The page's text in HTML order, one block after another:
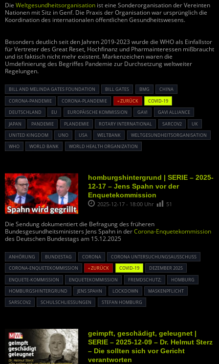
Die Weltgesundheitsorganisation ist eine Sonderorganisation der Vereinten
Nationen mit Sitz in Genf. Die Praxis der Organisation war ursprünglich die
Koordination des internationalen öffentlichen Gesundheitswesens.
Besonders deutlich seit den Jahren 2019-2023 wurde die WHO als Einfallstor
für Vertreter des Great Reset, Hochfinanz und Pharmainteressen mißbraucht
und ist faktisch nicht mehr existent. Markenzeichen waren die
Umdefinierung des Begriffes Pandemie zur Durchsetzung weltweiter
Regelungen.
BILL AND MELINDA GATES FOUNDATION BILL GATES BMG
CHINA
CORONA-PANDEMIE
CORONA-PLANDEMIE « ZURÜCK
COVID-19
DEUTSCHLAND
EU EUROPÄISCHE KOMMISSION GAVI
GAVI ALLIANCE
JAPAN
PANDEMIE PLANDEMIE ROTARY INTERNATIONAL SARCOV2
UK
UNITED KINGDOM
UNO USA WELTBANK
WELTGESUNDHEITSORGANISATION
WHO
WORLD BANK WORLD HEALTH ORGANIZATION
homburgshintergrund | SERIE – 2025-
12-17 – Jens Spahn vor der
Enquetekommission
2025-12-17 - 18:00 Uhr 51
Die Sendung dokumentiert die Befragung des früheren
Bundesgesundheitsministers Jens Spahn in derCorona-Enquetekommission
des Deutschen Bundestags am 15.12.2025
ANHÖRUNG BUNDESTAG CORONA
CORONA UNTERSUCHUNGSAUSSCHUSS
CORONA-ENQUETEKOMMISSION
« ZURÜCK COVID-19
DEZEMBER 2025
ENQUETE-KOMMISSION
ENQUETEKOMMISSION FREMDSCHUTZ;
HOMBURG
HOMBURGSHINTERGRUND
JENS SPAHN LOCKDOWN
MASKENPFLICHT
SARSCOV2
SCHULSCHLIESSUNGEN STEFAN HOMBURG
geimpft, geschädigt, geleugnet |
SERIE – 2025-12-09 – Dr. Helmut Sterz
– Die sollten sich vor Gericht
verantworten